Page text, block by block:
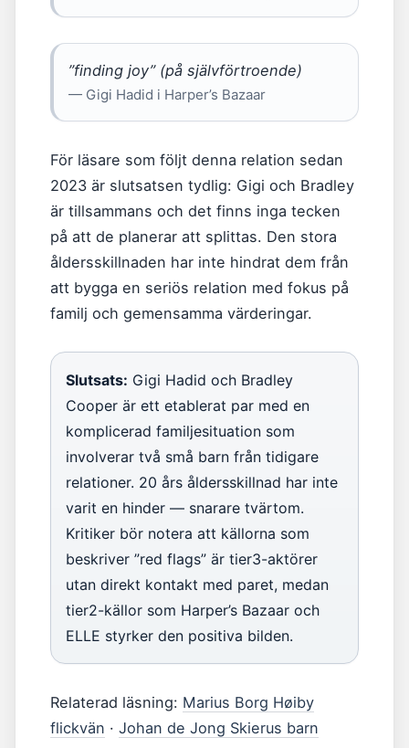
”finding joy” (på självförtroende)
— Gigi Hadid i Harper’s Bazaar
För läsare som följt denna relation sedan
2023 är slutsatsen tydlig: Gigi och Bradley
är tillsammans och det finns inga tecken
på att de planerar att splittas. Den stora
åldersskillnaden har inte hindrat dem från
att bygga en seriös relation med fokus på
familj och gemensamma värderingar.
Slutsats: Gigi Hadid och Bradley
Cooper är ett etablerat par med en
komplicerad familjesituation som
involverar två små barn från tidigare
relationer. 20 års åldersskillnad har inte
varit en hinder — snarare tvärtom.
Kritiker bör notera att källorna som
beskriver ”red flags” är tier3-aktörer
utan direkt kontakt med paret, medan
tier2-källor som Harper’s Bazaar och
ELLE styrker den positiva bilden.
Relaterad läsning: Marius Borg Høiby
flickvän · Johan de Jong Skierus barn